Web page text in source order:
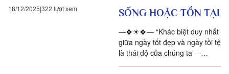
18/12/2025 322 lượt xem SỐNG HOẶC TỒN TẠI
—🍀☀🍀— “Khác biệt duy nhất
giữa ngày tốt đẹp và ngày tồi tệ
là thái độ của chúng ta” –